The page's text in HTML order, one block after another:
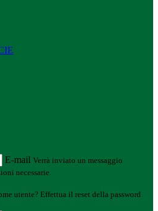
E-mail Verrà inviato un messaggio
necessarie.
utente? Effettua il reset della password